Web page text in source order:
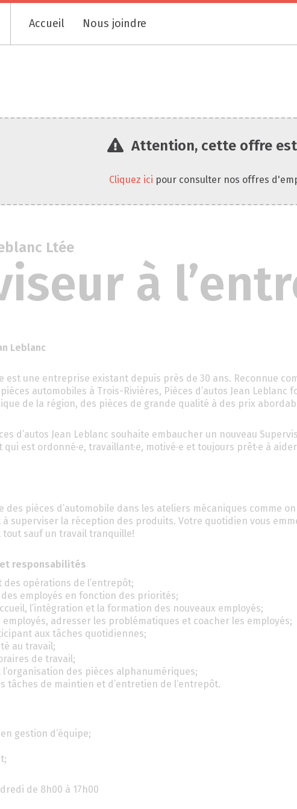
Accueil Nous joindre
Attention, cette offre
Cliquez ici pour consulter nos offres
Ltée
à
Leblanc
est une entreprise existant depuis près de 30 ans. Reconnue
automobiles à Trois-Rivières, Pièces d’autos Jean
de la région, des pièces de grande qualité à des prix
d’autos Jean Leblanc souhaite embaucher un nouveau
est ordonné·e, travaillant·e, motivé·e et toujours prêt·e à
des pièces d’automobile dans les ateliers mécaniques comme
à superviser la réception des produits. Votre quotidien vous
tout sauf un travail tranquille!
responsabilités
opérations de l’entrepôt;
employés en fonction des priorités;
l’intégration et la formation des nouveaux employés;
adresser les problématiques et coacher les employés;
aux tâches quotidiennes;
au travail;
de travail;
des pièces alphanumériques;
tâches de maintien et d’entretien de l’entrepôt.
gestion d’équipe;
de 8h00 à 17h00